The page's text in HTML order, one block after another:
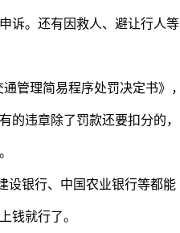
诉。还有因救人、避让行人等
管理简易程序处罚决定书》，
的违章除了罚款还要扣分的，
设银行、中国农业银行等都能
钱就行了。